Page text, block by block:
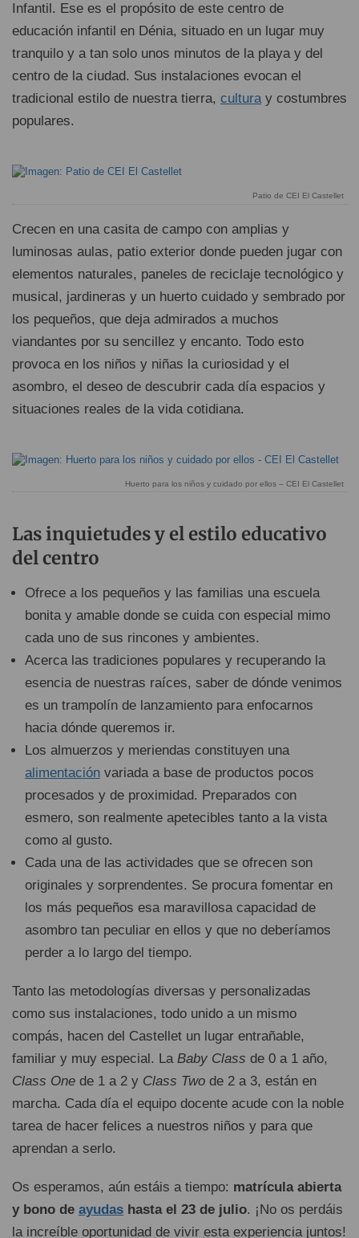
Infantil. Ese es el propósito de este centro de
educación infantil en Dénia, situado en un lugar muy
tranquilo y a tan solo unos minutos de la playa y del
centro de la ciudad. Sus instalaciones evocan el
tradicional estilo de nuestra tierra, culturay costumbres
populares.
Patio de CEI El Castellet
Crecen en una casita de campo con amplias y
luminosas aulas, patio exterior donde pueden jugar con
elementos naturales, paneles de reciclaje tecnológico y
musical, jardineras y un huerto cuidado y sembrado por
los pequeños, que deja admirados a muchos
viandantes por su sencillez y encanto. Todo esto
provoca en los niños y niñas la curiosidad y el
asombro, el deseo de descubrir cada día espacios y
situaciones reales de la vida cotidiana.
Huerto para los niños y cuidado por ellos – CEI El Castellet
Las inquietudes y el estilo educativo
del centro
Ofrece a los pequeños y las familias una escuela
bonita y amable donde se cuida con especial mimo
cada uno de sus rincones y ambientes.
Acerca las tradiciones populares y recuperando la
esencia de nuestras raíces, saber de dónde venimos
es un trampolín de lanzamiento para enfocarnos
hacia dónde queremos ir.
Los almuerzos y meriendas constituyen una
alimentación variada a base de productos pocos
procesados y de proximidad. Preparados con
esmero, son realmente apetecibles tanto a la vista
como al gusto.
Cada una de las actividades que se ofrecen son
originales y sorprendentes. Se procura fomentar en
los más pequeños esa maravillosa capacidad de
asombro tan peculiar en ellos y que no deberíamos
perder a lo largo del tiempo.
Tanto las metodologías diversas y personalizadas
como sus instalaciones, todo unido a un mismo
compás, hacen del Castellet un lugar entrañable,
familiar y muy especial. La Baby Class de 0 a 1 año,
Class One de 1 a 2 y Class Two de 2 a 3, están en
marcha. Cada día el equipo docente acude con la noble
tarea de hacer felices a nuestros niños y para que
aprendan a serlo.
Os esperamos, aún estáis a tiempo: matrícula abierta
y bono de ayudas hasta el 23 de julio. ¡No os perdáis
la increíble oportunidad de vivir esta experiencia juntos!